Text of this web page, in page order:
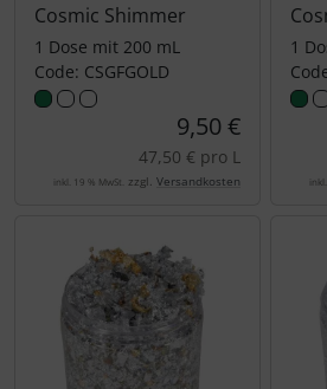
Cosmic Shimmer
1 Dose mit 200 mL
Code: CSGFGOLD
9,50 €
47,50 € pro L
inkl. 19 % MwSt. zzgl. Versandkosten
1